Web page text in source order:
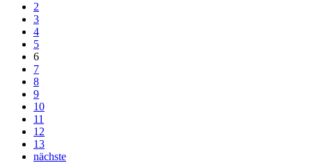
2
3
4
5
6
7
8
9
10
11
12
13
nächste